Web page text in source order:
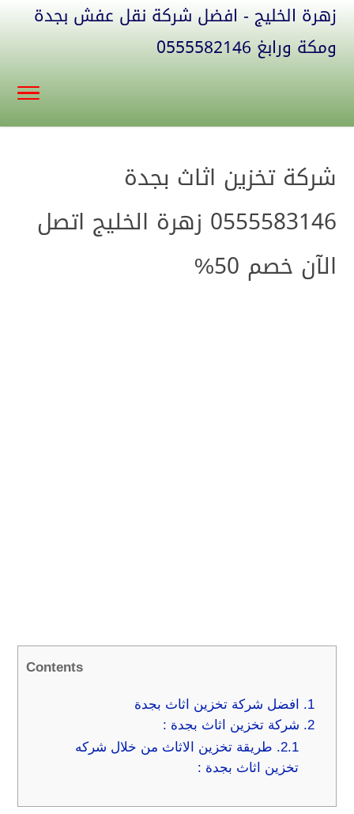
زهرة الخليج - افضل شركة نقل عفش بجدة
ومكة ورابغ 0555582146
شركة تخزين اثاث بجدة
0555583146 زهرة الخليج اتصل
الآن خصم 50%
Contents
1.
افضل شركة تخزين اثاث بجدة
2. شركة تخزين اثاث بجدة :
2.1. طريقة تخزين الاثاث من خلال شركه
تخزين اثاث بجدة :